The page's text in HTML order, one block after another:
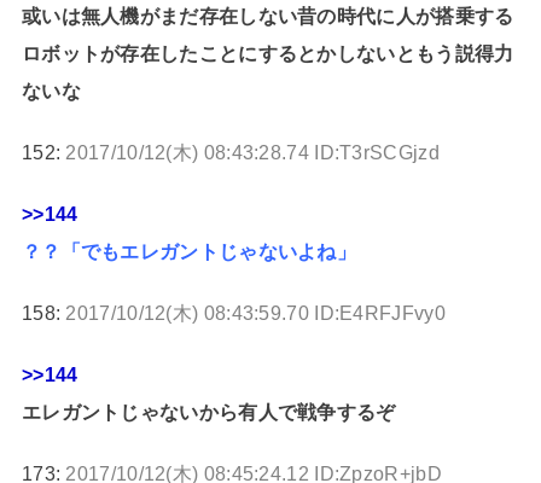
或いは無人機がまだ存在しない昔の時代に人が搭乗する
ロボットが存在したことにするとかしないともう説得力
ないな
152: 2017/10/12(木) 08:43:28.74 ID:T3rSCGjzd
>>144
？？「でもエレガントじゃないよね」
158: 2017/10/12(木) 08:43:59.70 ID:E4RFJFvy0
>>144
エレガントじゃないから有人で戦争するぞ
173: 2017/10/12(木) 08:45:24.12 ID:ZpzoR+jbD